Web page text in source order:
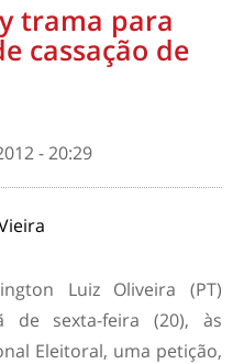
trama para
cassação de
- 20:29
Luiz Oliveira (PT)
de sexta-feira (20), às
Eleitoral, uma petição,